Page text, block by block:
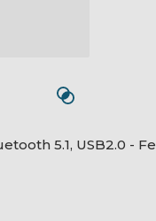
5.1, USB2.0 -